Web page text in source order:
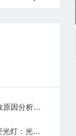
安装规范要点
源防爆原理